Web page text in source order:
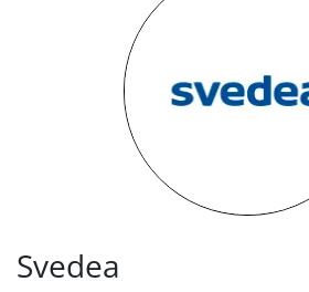
Svedea